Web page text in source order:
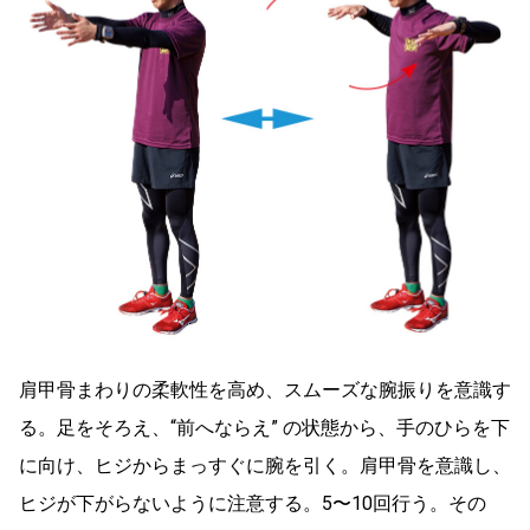
肩甲骨まわりの柔軟性を高め、スムーズな腕振りを意識す
る。足をそろえ、“前へならえ” の状態から、手のひらを下
に向け、ヒジからまっすぐに腕を引く。肩甲骨を意識し、
ヒジが下がらないように注意する。5〜10回行う。その